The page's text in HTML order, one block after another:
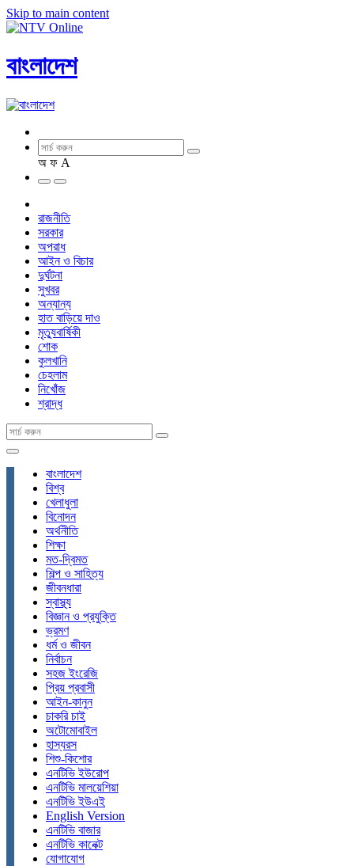
Skip to main content
বাংলাদেশ
অ ফ A
রাজনীতি
সরকার
অপরাধ
আইন ও বিচার
দুর্ঘটনা
সুখবর
অন্যান্য
হাত বাড়িয়ে দাও
মৃত্যুবার্ষিকী
শোক
কুলখানি
চেহলাম
নিখোঁজ
শ্রাদ্ধ
বাংলাদেশ
বিশ্ব
খেলাধুলা
বিনোদন
অর্থনীতি
শিক্ষা
মত-দ্বিমত
শিল্প ও সাহিত্য
জীবনধারা
স্বাস্থ্য
বিজ্ঞান ও প্রযুক্তি
ভ্রমণ
ধর্ম ও জীবন
নির্বাচন
সহজ ইংরেজি
প্রিয় প্রবাসী
আইন-কানুন
চাকরি চাই
অটোমোবাইল
হাস্যরস
শিশু-কিশোর
এনটিভি ইউরোপ
এনটিভি মালয়েশিয়া
এনটিভি ইউএই
English Version
এনটিভি বাজার
এনটিভি কানেক্ট
যোগাযোগ